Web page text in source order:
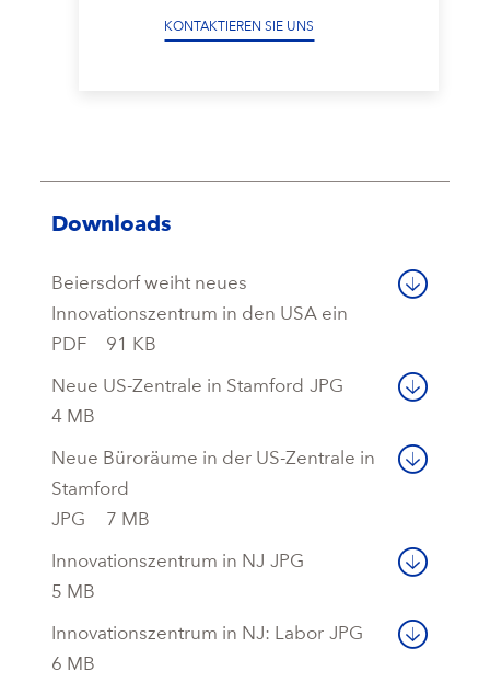
KONTAKTIEREN SIE UNS
Downloads
Beiersdorf weiht neues
Innovationszentrum in den USA ein
PDF
91 KB
Neue US-Zentrale in Stamford JPG
4 MB
Neue Büroräume in der US-Zentrale in
Stamford
JPG
7 MB
Innovationszentrum in NJ JPG
5 MB
Innovationszentrum in NJ: Labor JPG
6 MB